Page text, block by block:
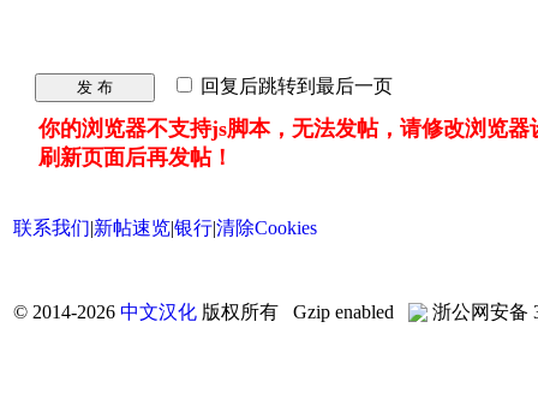
发 布 回复后跳转到最后一页
你的浏览器不支持js脚本，无法发帖，请修改浏览器
刷新页面后再发帖！
联系我们|新帖速览|银行|清除Cookies
© 2014-2026 中文汉化 版权所有 Gzip enabled 浙公网安备